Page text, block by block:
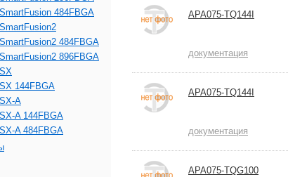
APA075-TQ144I
документация
APA075-TQ144I
документация
APA075-TQG100
484FBGA
484FBGA
896FBGA
144FBGA
A
A 144FBGA
A 484FBGA